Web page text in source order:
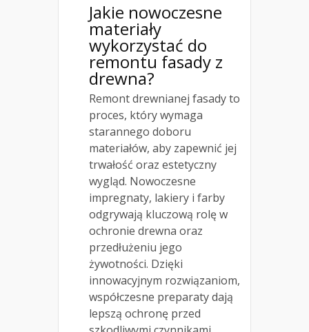
Jakie nowoczesne
materiały
wykorzystać do
remontu fasady z
drewna?
Remont drewnianej fasady to
proces, który wymaga
starannego doboru
materiałów, aby zapewnić jej
trwałość oraz estetyczny
wygląd. Nowoczesne
impregnaty, lakiery i farby
odgrywają kluczową rolę w
ochronie drewna oraz
przedłużeniu jego
żywotności. Dzięki
innowacyjnym rozwiązaniom,
współczesne preparaty dają
lepszą ochronę przed